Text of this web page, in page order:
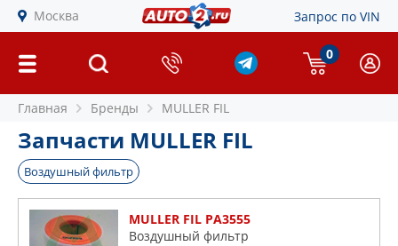
Москва Запрос по VIN
0
Главная Бренды MULLER FIL
Запчасти MULLER FIL
Воздушный фильтр
MULLER FIL PA3555
Воздушный фильтр